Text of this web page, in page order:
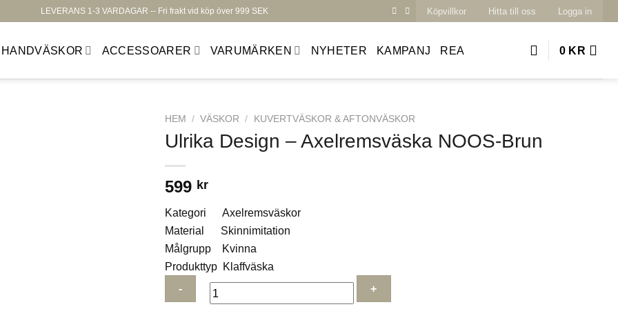
LEVERANS 1-3 VARDAGAR -- Fri frakt vid köp över 999 SEK Köpvillkor Hitta till oss Logga in
HANDVÄSKOR ACCESSOARER VARUMÄRKEN NYHETER KAMPANJ REA 0 KR
HEM / VÄSKOR / KUVERTVÄSKOR & AFTONVÄSKOR
Ulrika Design – Axelremsväska NOOS-Brun
599 kr
Kategori Axelremsväskor
Material Skinnimitation
Målgrupp Kvinna
Produkttyp Klaffväska